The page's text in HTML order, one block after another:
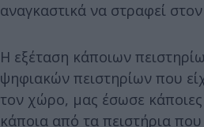
αναγκαστικά να στραφεί
Η εξέταση κάποιων
ψηφιακών πειστηρίων που
τον χώρο, μας έσωσε κάποιες
κάποια από τα πειστήρια